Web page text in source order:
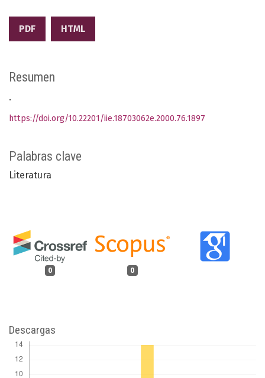
PDF HTML
Palabras clave
Literatura
0 0
Resumen
.
https://doi.org/10.22201/iie.18703062e.2000.76.1897
Descargas